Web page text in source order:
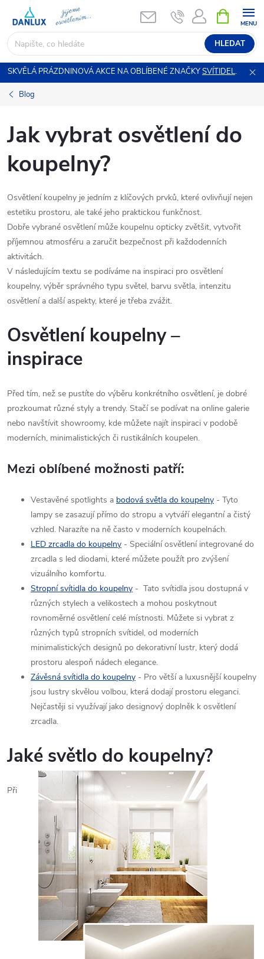
obsah
HLEDAT
NÁKUPNÍ
KOŠÍK
SKVĚLÁ PRÁZDNINOVÁ AKCE NA OBLÍBENÉ ZNAČKYSVÍTIDEL.
Blog
Jak vybrat osvětlení do
koupelny?
Osvětlení koupelny je jedním z klíčových prvků, které ovlivňují nejen
estetiku prostoru, ale také jeho praktickou funkčnost.
Dobře vybrané osvětlení může koupelnu opticky zvětšit, vytvořit
příjemnou atmosféru a zaručit bezpečnost při každodenních
aktivitách.
V následujícím textu se podíváme na inspiraci pro osvětlení
koupelny, výběr správného typu světel, barvu světla, intenzitu
osvětlení a další aspekty, které je třeba zvážit.
Osvětlení koupelny –
inspirace
Před tím, než se pustíte do výběru konkrétního osvětlení, je dobré
prozkoumat různé styly a trendy. Stačí se podívat na online galerie
nebo navštívit showroomy, kde můžete najít inspiraci v podobě
moderních, minimalistických či rustikálních koupelen.
Mezi oblíbené možnosti patří:
Vestavěné spotlights a bodová světla do koupelny - Tyto
lampy se zasazují přímo do stropu a vytváří elegantní a čistý
vzhled. Narazíte na ně často v moderních koupelnách.
LED zrcadla do koupelny - Speciální osvětlení integrované do
zrcadla s led diodami, které můžete použít pro zvýšení
vizuálního komfortu.
Stropní svítidla do koupelny - Tato svítidla jsou dostupná v
různých stylech a velikostech a mohou poskytnout
rovnoměrné osvětlení celé místnosti. Můžete si vybrat z
různých typů stropních svítidel, od moderních
minimalistických designů po dekorativní lustr, který dodá
prostoru alespoň nádech elegance.
Závěsná svítidla do koupelny - Pro větší a luxusnější koupelny
jsou lustry skvělou volbou, která dodají prostoru eleganci.
Nejčastěji si využívají jako designový doplněk k osvětlení
zrcadla.
Jaké světlo do koupelny?
Při